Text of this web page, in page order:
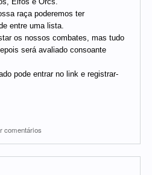
raça poderemos ter
entre uma lista.
os nossos combates, mas tudo
será avaliado consoante
pode entrar no link e registrar-
comentários